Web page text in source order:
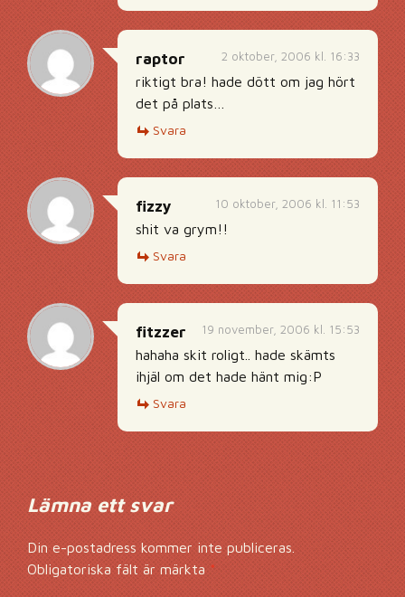
2 oktober, 2006 kl. 16:33
raptor
riktigt bra! hade dött om jag hört
det på plats…
Svara
10 oktober, 2006 kl. 11:53
fizzy
shit va grym!!
Svara
19 november, 2006 kl. 15:53
fitzzer
hahaha skit roligt.. hade skämts
ihjäl om det hade hänt mig:P
Svara
Lämna ett svar
Din e-postadress kommer inte publiceras.
Obligatoriska fält är märkta*